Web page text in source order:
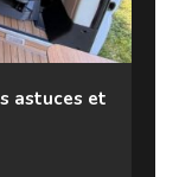
astuces et